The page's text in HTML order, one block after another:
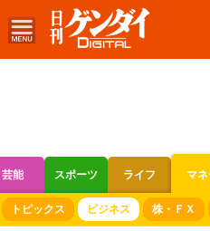
芸能 スポーツ ライフ マ
ボートレース 競輪 オートレース
トピックス ビジネス 株・ＦＸ